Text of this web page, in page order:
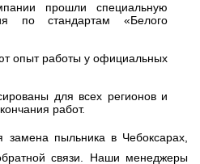
прошли специальную
по стандартам «Белого
опыт работы у официальных
для всех регионов и
работ.
замена пыльника в Чебоксарах,
связи. Наши менеджеры